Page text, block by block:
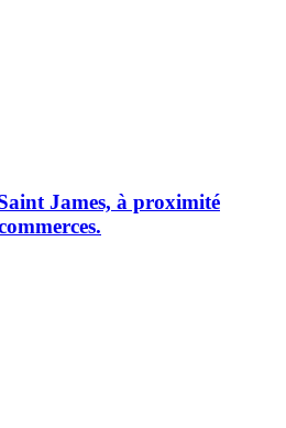
James, à proximité